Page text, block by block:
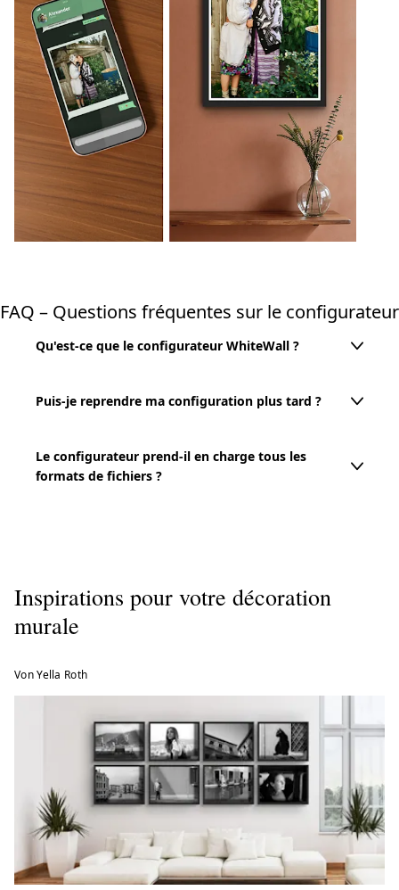
FAQ – Questions fréquentes sur le configurateur
Qu'est-ce que le configurateur WhiteWall ?
Le configurateur vous permet de créer et de
composer facilement une composition murale
ou comparer directement différents matériaux,
Puis-je reprendre ma configuration plus tard ?
La sauvegarde d'une configuration n'est pour
l'instant disponible que pour les configurations
Le configurateur prend-il en charge tous les
formats de fichiers ?
Inspirations pour votre décoration
murale
Von Yella Roth